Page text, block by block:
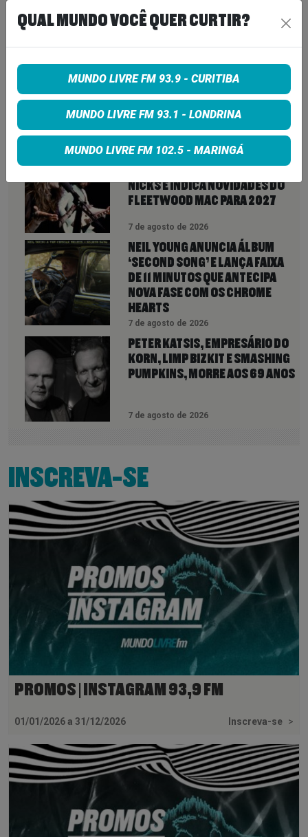
VEJA TAMBÉM
LINDSEY BUCKINGHAM REVELA
REAPROXIMAÇÃO COM STEVIE
NICKS E INDICA NOVIDADES DO
FLEETWOOD MAC PARA 2027
7 de agosto de 2026
NEIL YOUNG ANUNCIA ÁLBUM
‘SECOND SONG’ E LANÇA FAIXA
DE 11 MINUTOS QUE ANTECIPA
NOVA FASE COM OS CHROME
HEARTS
7 de agosto de 2026
PETER KATSIS, EMPRESÁRIO DO
KORN, LIMP BIZKIT E SMASHING
PUMPKINS, MORRE AOS 69 ANOS
7 de agosto de 2026
INSCREVA-SE
PROMOS | INSTAGRAM 93,9 FM
01/01/2026 a 31/12/2026 Inscreva-se >
QUAL MUNDO VOCÊ QUER CURTIR?
MUNDO LIVRE FM 93.9 - CURITIBA
MUNDO LIVRE FM 93.1 - LONDRINA
MUNDO LIVRE FM 102.5 - MARINGÁ